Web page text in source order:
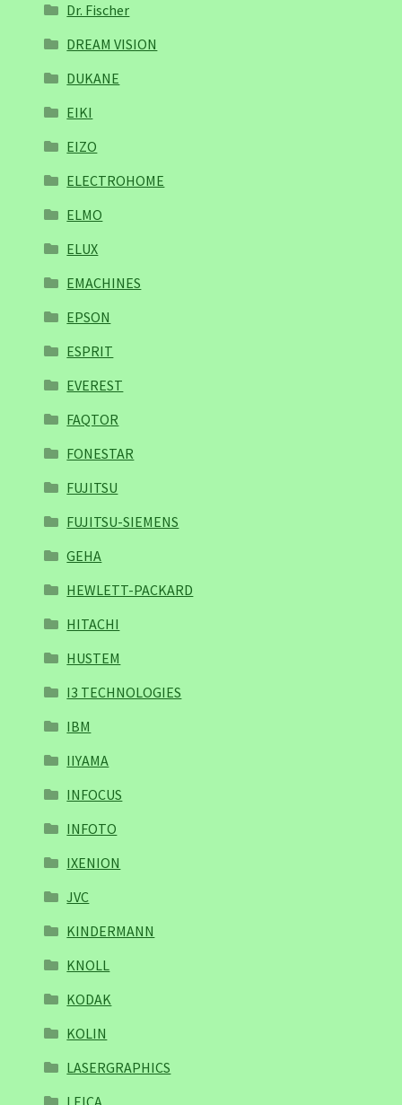
Dr. Fischer
DREAM VISION
DUKANE
EIKI
EIZO
ELECTROHOME
ELMO
ELUX
EMACHINES
EPSON
ESPRIT
EVEREST
FAQTOR
FONESTAR
FUJITSU
FUJITSU-SIEMENS
GEHA
HEWLETT-PACKARD
HITACHI
HUSTEM
I3 TECHNOLOGIES
IBM
IIYAMA
INFOCUS
INFOTO
IXENION
JVC
KINDERMANN
KNOLL
KODAK
KOLIN
LASERGRAPHICS